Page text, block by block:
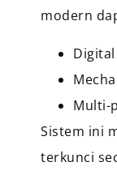
modern
Multi-
Sistem ini
terkunci